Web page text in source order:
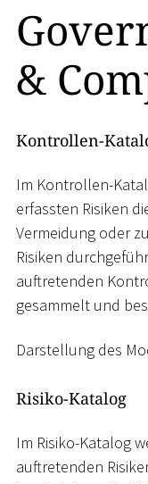
&
Kontrollen-
Im Kontrollen-
erfassten Risiken
Vermeidung oder
Risiken
auftretenden
gesammelt und
Darstellung des
Risiko-Katalog
Im Risiko-Katalog
auftretenden